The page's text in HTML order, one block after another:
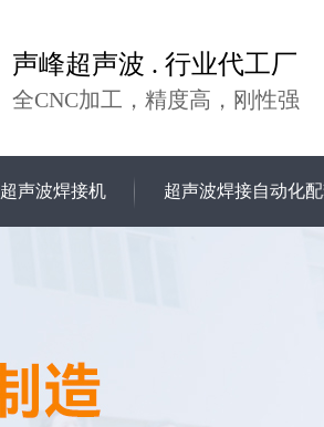
声峰超声波 . 行业代工厂
全CNC加工，精度高，刚性强
超声波焊接机 超声波焊接自动化